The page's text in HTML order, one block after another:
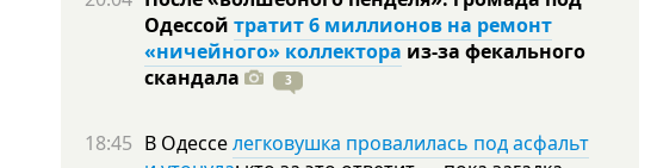
Одессой тратит 6 миллионов на ремонт
«ничейного» коллектора из-за фекального
скандала
3
18:45 В Одесселегковушка провалилась под асфальт